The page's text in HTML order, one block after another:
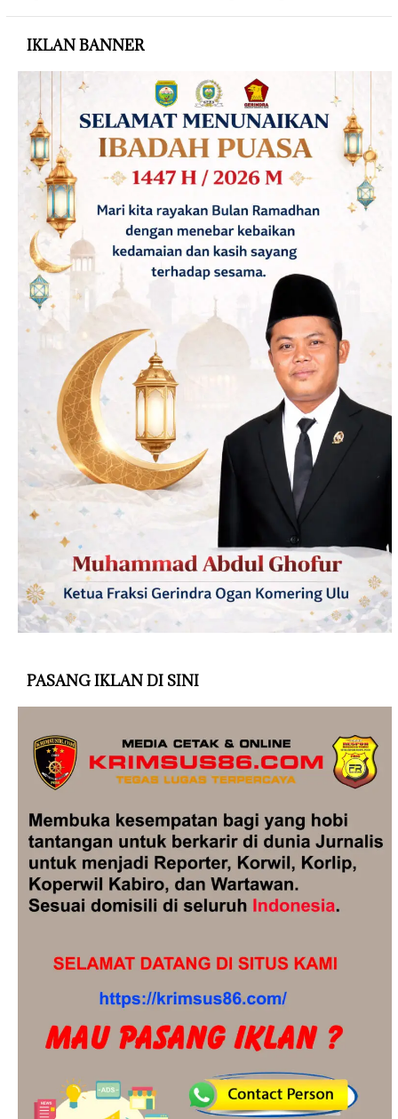
IKLAN BANNER
PASANG IKLAN DI SINI